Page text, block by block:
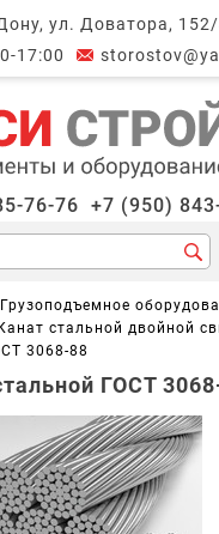
ул. Доватора,
17:00
76-76 +7 (950)
Грузоподъемное
Канат стальной двойной
3068-88
ГОСТ